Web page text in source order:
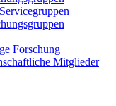
Forschung
Mitglieder